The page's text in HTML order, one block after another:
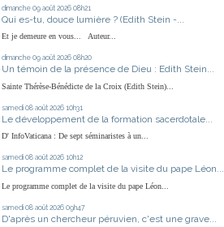
dimanche 09 août 2026 08h21
Qui es-tu, douce lumière ? (Edith Stein -...
Et je demeure en vous... Auteur...
dimanche 09 août 2026 08h20
Un témoin de la présence de Dieu : Edith Stein...
Sainte Thérèse-Bénédicte de la Croix (Edith Stein)...
samedi 08 août 2026 10h31
Le développement de la formation sacerdotale...
D' InfoVaticana : De sept séminaristes à un...
samedi 08 août 2026 10h12
Le programme complet de la visite du pape Léon...
Le programme complet de la visite du pape Léon...
samedi 08 août 2026 09h47
D'après un chercheur péruvien, c'est une grave...